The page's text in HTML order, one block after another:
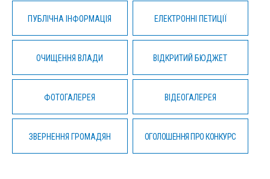
ПУБЛІЧНА ІНФОРМАЦІЯ ЕЛЕКТРОННІ ПЕТИЦІЇ
ОЧИЩЕННЯ ВЛАДИ ВІДКРИТИЙ БЮДЖЕТ
ФОТОГАЛЕРЕЯ ВІДЕОГАЛЕРЕЯ
ЗВЕРНЕННЯ ГРОМАДЯН ОГОЛОШЕННЯ ПРО КОНКУРС